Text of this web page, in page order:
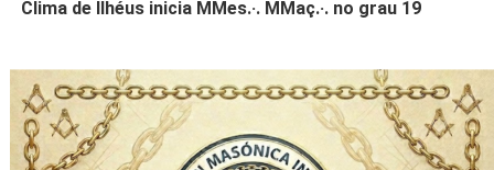
Clima de Ilhéus inicia MMes.·. MMaç.·. no grau 19